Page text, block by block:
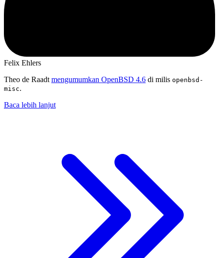
Felix Ehlers
Theo de Raadt mengumumkan OpenBSD 4.6 di milis openbsd-
misc.
Baca lebih lanjut